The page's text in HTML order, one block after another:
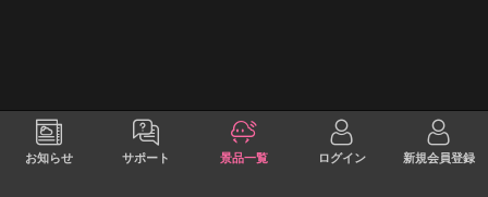
お知らせ サポート 景品一覧 ログイン 新規会員登録